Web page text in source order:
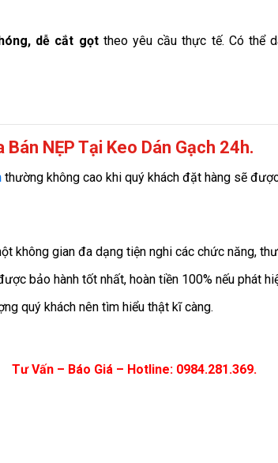
dễ cắt gọttheo yêu cầu thực tế. Có thể
NẸP Tại Keo Dán Gạch 24h.
thường không cao khi quý khách đặt hàng sẽ
không gian đa dạng tiện nghi các chức năng,
bảo hành tốt nhất, hoàn tiền 100% nếu phát
quý khách nên tìm hiểu thật kĩ càng.
Tư Vấn – Báo Giá – Hotline: 0984.281.369.